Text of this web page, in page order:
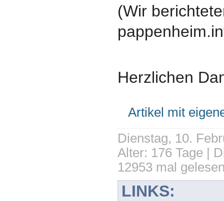
(Wir
Herzlichen
Artikel mit
Dienstag, 10.
Alter: 176 Tage |
12953 mal
LINKS: